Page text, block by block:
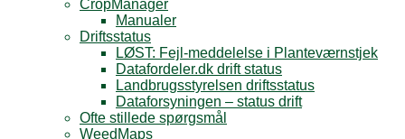
CropManager
Manualer
Driftsstatus
LØST: Fejl-meddelelse i Planteværnstjek
Datafordeler.dk drift status
Landbrugsstyrelsen driftsstatus
Dataforsyningen – status drift
Ofte stillede spørgsmål
WeedMaps